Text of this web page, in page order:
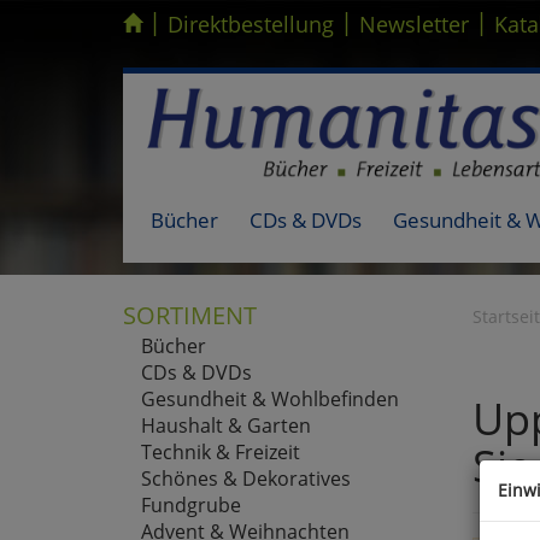
Kompletten Head der Seite überspringen
| Direktbestellung | Newsletter |
Bücher CDs & DVDs Gesundheit &
SORTIMENT
Bücher
CDs & DVDs
Gesundheit & Wohlbefinden
Haushalt & Garten
Technik & Freizeit
Schönes & Dekoratives
Fundgrube
Advent & Weihnachten